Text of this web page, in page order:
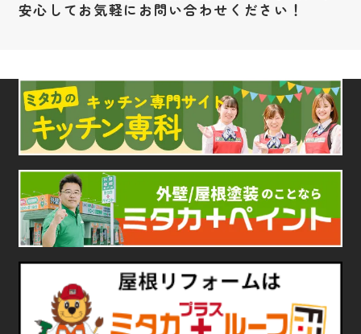
安心してお気軽にお問い合わせください！